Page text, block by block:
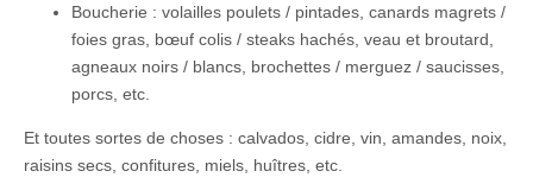
Boucherie : volailles poulets / pintades, canards magrets /
foies gras, bœuf colis / steaks hachés, veau et broutard,
agneaux noirs / blancs, brochettes / merguez / saucisses,
porcs, etc.
Et toutes sortes de choses : calvados, cidre, vin, amandes, noix,
raisins secs, confitures, miels, huîtres, etc.